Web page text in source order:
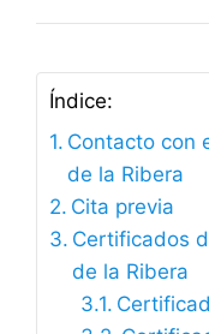
Índice:
Contacto con
de la Ribera
Cita previa
Certificados
de la Ribera